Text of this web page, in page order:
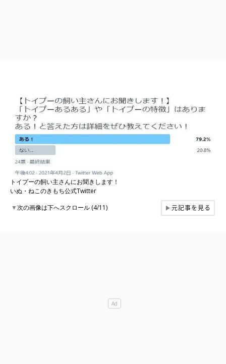
トイプーの飼い主さんにお聞きします！
いぬ・ねこのきもち公式Twitter
▼次の画像は下へスクロール (4/11) ▶元記事を見る